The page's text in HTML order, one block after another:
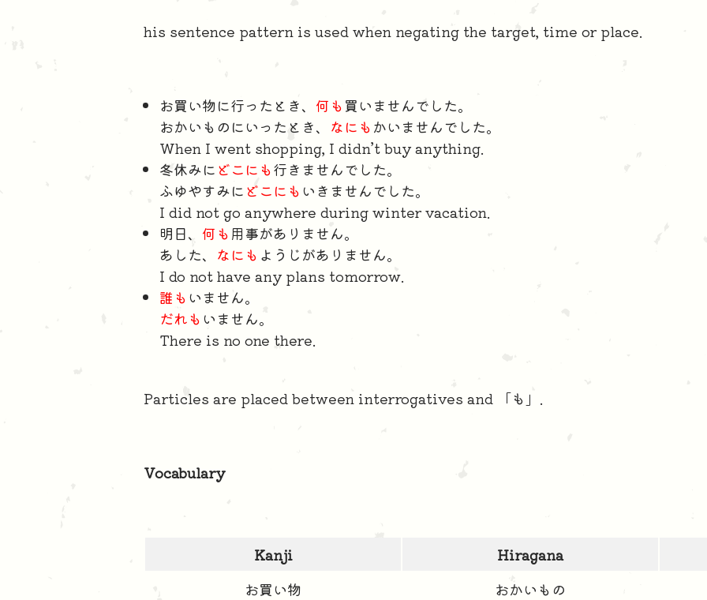
his sentence pattern is used when negating the target, time or place.
お買い物に行ったとき、 何も買いませんでした。
おかいものにいったとき、 なにもかいませんでした。
When I went shopping, I didn’t buy anything.
冬休みにどこにも行きませんでした。
ふゆやすみにどこにもいきませんでした。
I did not go anywhere during winter vacation.
明日、 何も用事がありません。
あした、 なにも ようじがありません。
I do not have any plans tomorrow.
誰もいません。
だれもいません。
There is no one there.
Particles are placed between interrogatives and 「も」.
Vocabulary
Kanji
Hiragana
お買い物
おかいもの